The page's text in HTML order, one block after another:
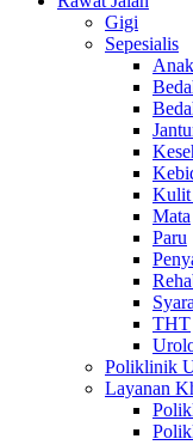
Gigi
Sepesialis
Anak
Kulit
Mata
Paru
THT
Poliklinik
Layanan